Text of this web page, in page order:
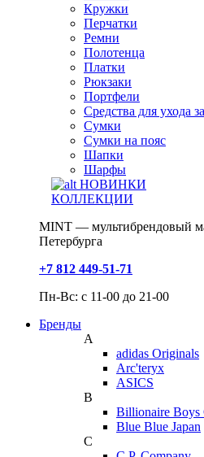
Кружки
Перчатки
Ремни
Полотенца
Платки
Рюкзаки
Портфели
Средства для ухода
Сумки
Сумки на пояс
Шапки
Шарфы
НОВИНКИ
КОЛЛЕКЦИИ
MINT — мультибрендовый
Петербурга
+7 812 449-51-71
Пн-Вс: с 11-00 до 21-00
Бренды
A
adidas Originals
Arc'teryx
ASICS
B
Billionaire Boys
Blue Blue Japan
C